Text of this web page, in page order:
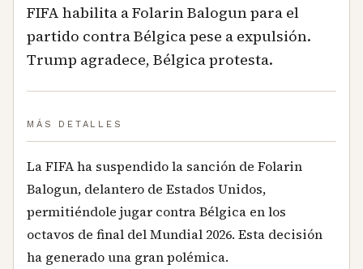
FIFA habilita a Folarin Balogun para el
partido contra Bélgica pese a expulsión.
Trump agradece, Bélgica protesta.
MÁS DETALLES
La FIFA ha suspendido la sanción de Folarin
Balogun, delantero de Estados Unidos,
permitiéndole jugar contra Bélgica en los
octavos de final del Mundial 2026. Esta decisión
ha generado una gran polémica.